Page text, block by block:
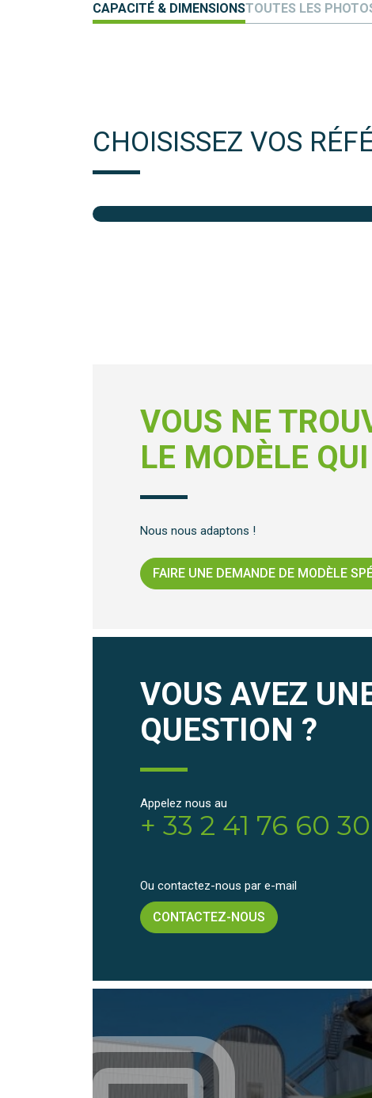
CAPACITÉ & DIMENSIONSTOUTES LES
CHOISISSEZ VOS
VOUS NE
LE MODÈLE
Nous nous adaptons !
FAIRE UNE DEMANDE DE MODÈLE
VOUS AVEZ
QUESTION ?
Appelez nous au
+ 33 2 41 76 60 30
Ou contactez-nous par e-mail
CONTACTEZ-NOUS